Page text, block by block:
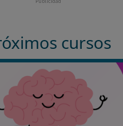
cursos